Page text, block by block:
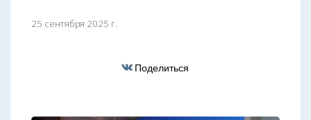
25 сентября 2025 г.
Поделиться